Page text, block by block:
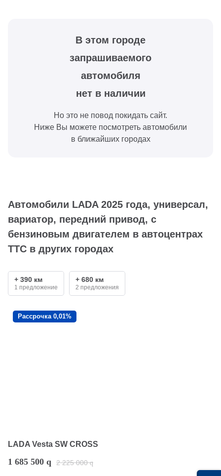
В этом городе
запрашиваемого
автомобиля
нет в наличии
Но это не повод покидать сайт.
Ниже Вы можете посмотреть автомобили
в ближайших городах
Автомобили LADA 2025 года, универсал,
вариатор, передний привод, с
бензиновым двигателем в автоцентрах
ТТС в других городах
+ 390 км
1 предложение
+ 680 км
2 предложения
Рассрочка 0,01%
LADA Vesta SW CROSS
1 685 500 q 2 225 000 q